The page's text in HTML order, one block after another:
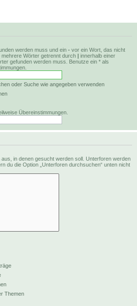
werden muss und ein - vor ein Wort, das nicht
Wörter getrennt durch | innerhalb einer
gefunden werden muss. Benutze ein * als
oder Suche wie angegeben verwenden
Übereinstimmungen.
in denen gesucht werden soll. Unterforen werden
du die Option „Unterforen durchsuchen“ unten nicht
Themen